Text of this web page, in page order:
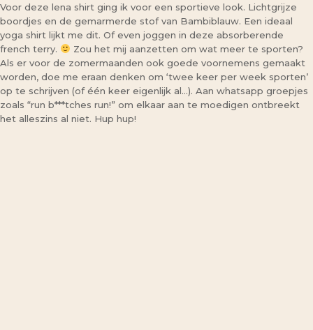
Voor deze lena shirt ging ik voor een sportieve look. Lichtgrijze
boordjes en de gemarmerde stof van Bambiblauw. Een ideaal
yoga shirt lijkt me dit. Of even joggen in deze absorberende
french terry.
Zou het mij aanzetten om wat meer te sporten?
Als er voor de zomermaanden ook goede voornemens gemaakt
worden, doe me eraan denken om ‘twee keer per week sporten’
op te schrijven (of één keer eigenlijk al…). Aan whatsapp groepjes
zoals “run b***tches run!” om elkaar aan te moedigen ontbreekt
het alleszins al niet. Hup hup!